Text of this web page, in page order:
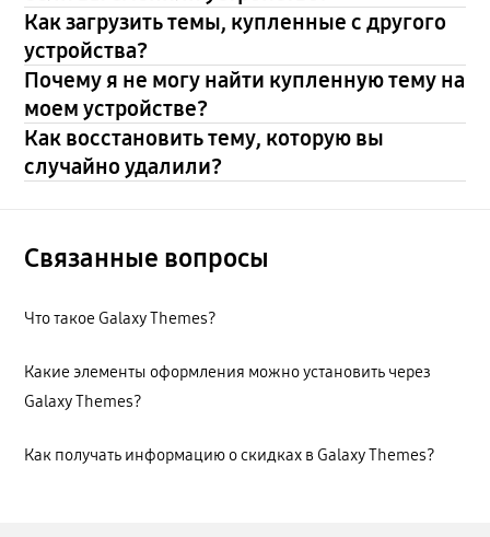
Как загрузить темы, купленные с другого
устройства?
Почему я не могу найти купленную тему на
моем устройстве?
Как восстановить тему, которую вы
случайно удалили?
Связанные вопросы
Что такое Galaxy Themes?
Какие элементы оформления можно установить через
Galaxy Themes?
Как получать информацию о скидках в Galaxy Themes?